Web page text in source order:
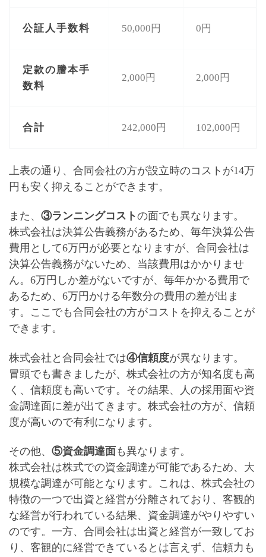
公証人手数料 50,000円 0円
定款の謄本手
数料
2,000円 2,000円
合計 242,000円 102,000円
上表の通り、 合同会社の方が設立時のコストが14万
円も安く抑えることができます。
また、 ③ランニングコストの面でも異なります。
株式会社は決算公告義務があるため、 毎年決算公告
費用として6万円が必要となりますが、合同会社は
決算公告義務がないため、当該費用はかかりませ
ん。6万円しか差がないですが、 毎年かかる費用で
あるため、6万円かける年数分の費用の差が出ま
す。ここでも合同会社の方がコストを抑えることが
できます。
株式会社と合同会社では④信頼度が異なります。
冒頭でも書きましたが、 株式会社の方が知名度も高
く、信頼度も高いです。その結果、人の採用面や資
金調達面に差が出てきます。 株式会社の方が、信頼
度が高いので有利になります。
その他、 ⑤資金調達面 も異なります。
株式会社は株式での資金調達が可能であるため、 大
規模な調達が可能となります。これは、株式会社の
特徴の一つで出資と経営が分離されており、 客観的
な経営が行われている結果、資金調達がやりやすい
のです。一方、合同会社は出資と経営が一致してお
り、客観的に経営できているとは言えず、信頼力も